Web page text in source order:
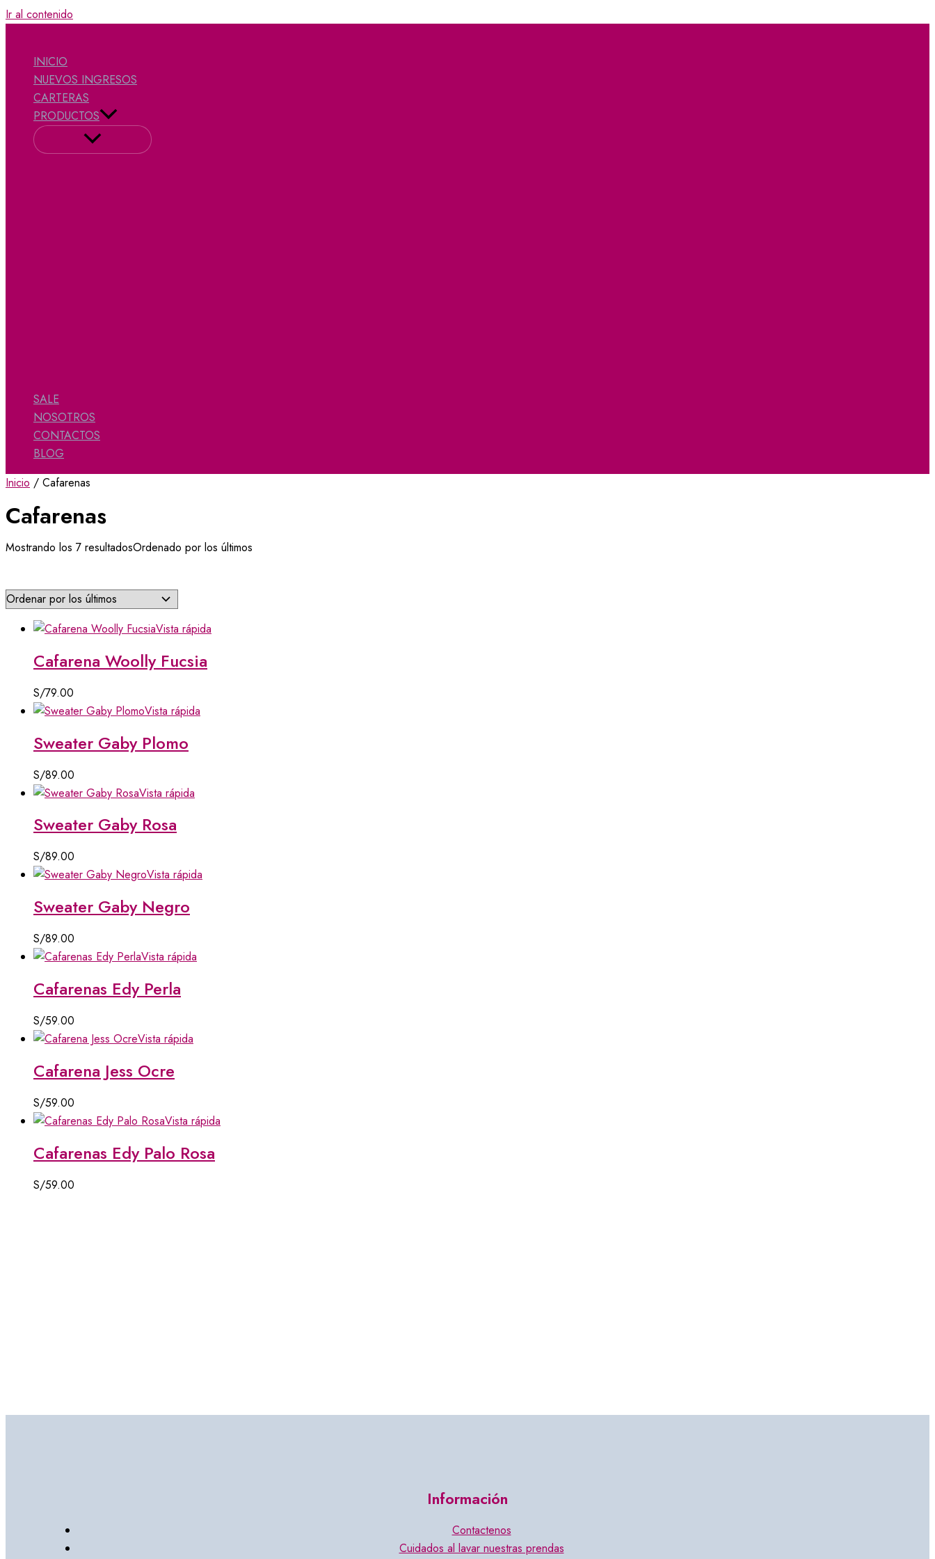
Ir al contenido
INICIO
NUEVOS INGRESOS
CARTERAS
PRODUCTOS
SALE
NOSOTROS
CONTACTOS
BLOG
Inicio / Cafarenas
Cafarenas
Mostrando los 7 resultadosOrdenado por los últimos
Vista rápida
Cafarena Woolly Fucsia
S/79.00
Vista rápida
Sweater Gaby Plomo
S/89.00
Vista rápida
Sweater Gaby Rosa
S/89.00
Vista rápida
Sweater Gaby Negro
S/89.00
Vista rápida
Cafarenas Edy Perla
S/59.00
Vista rápida
Cafarena Jess Ocre
S/59.00
Vista rápida
Cafarenas Edy Palo Rosa
S/59.00
Información
Contactenos
Cuidados al lavar nuestras prendas